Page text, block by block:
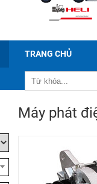
TRANG CHỦ
Máy phát